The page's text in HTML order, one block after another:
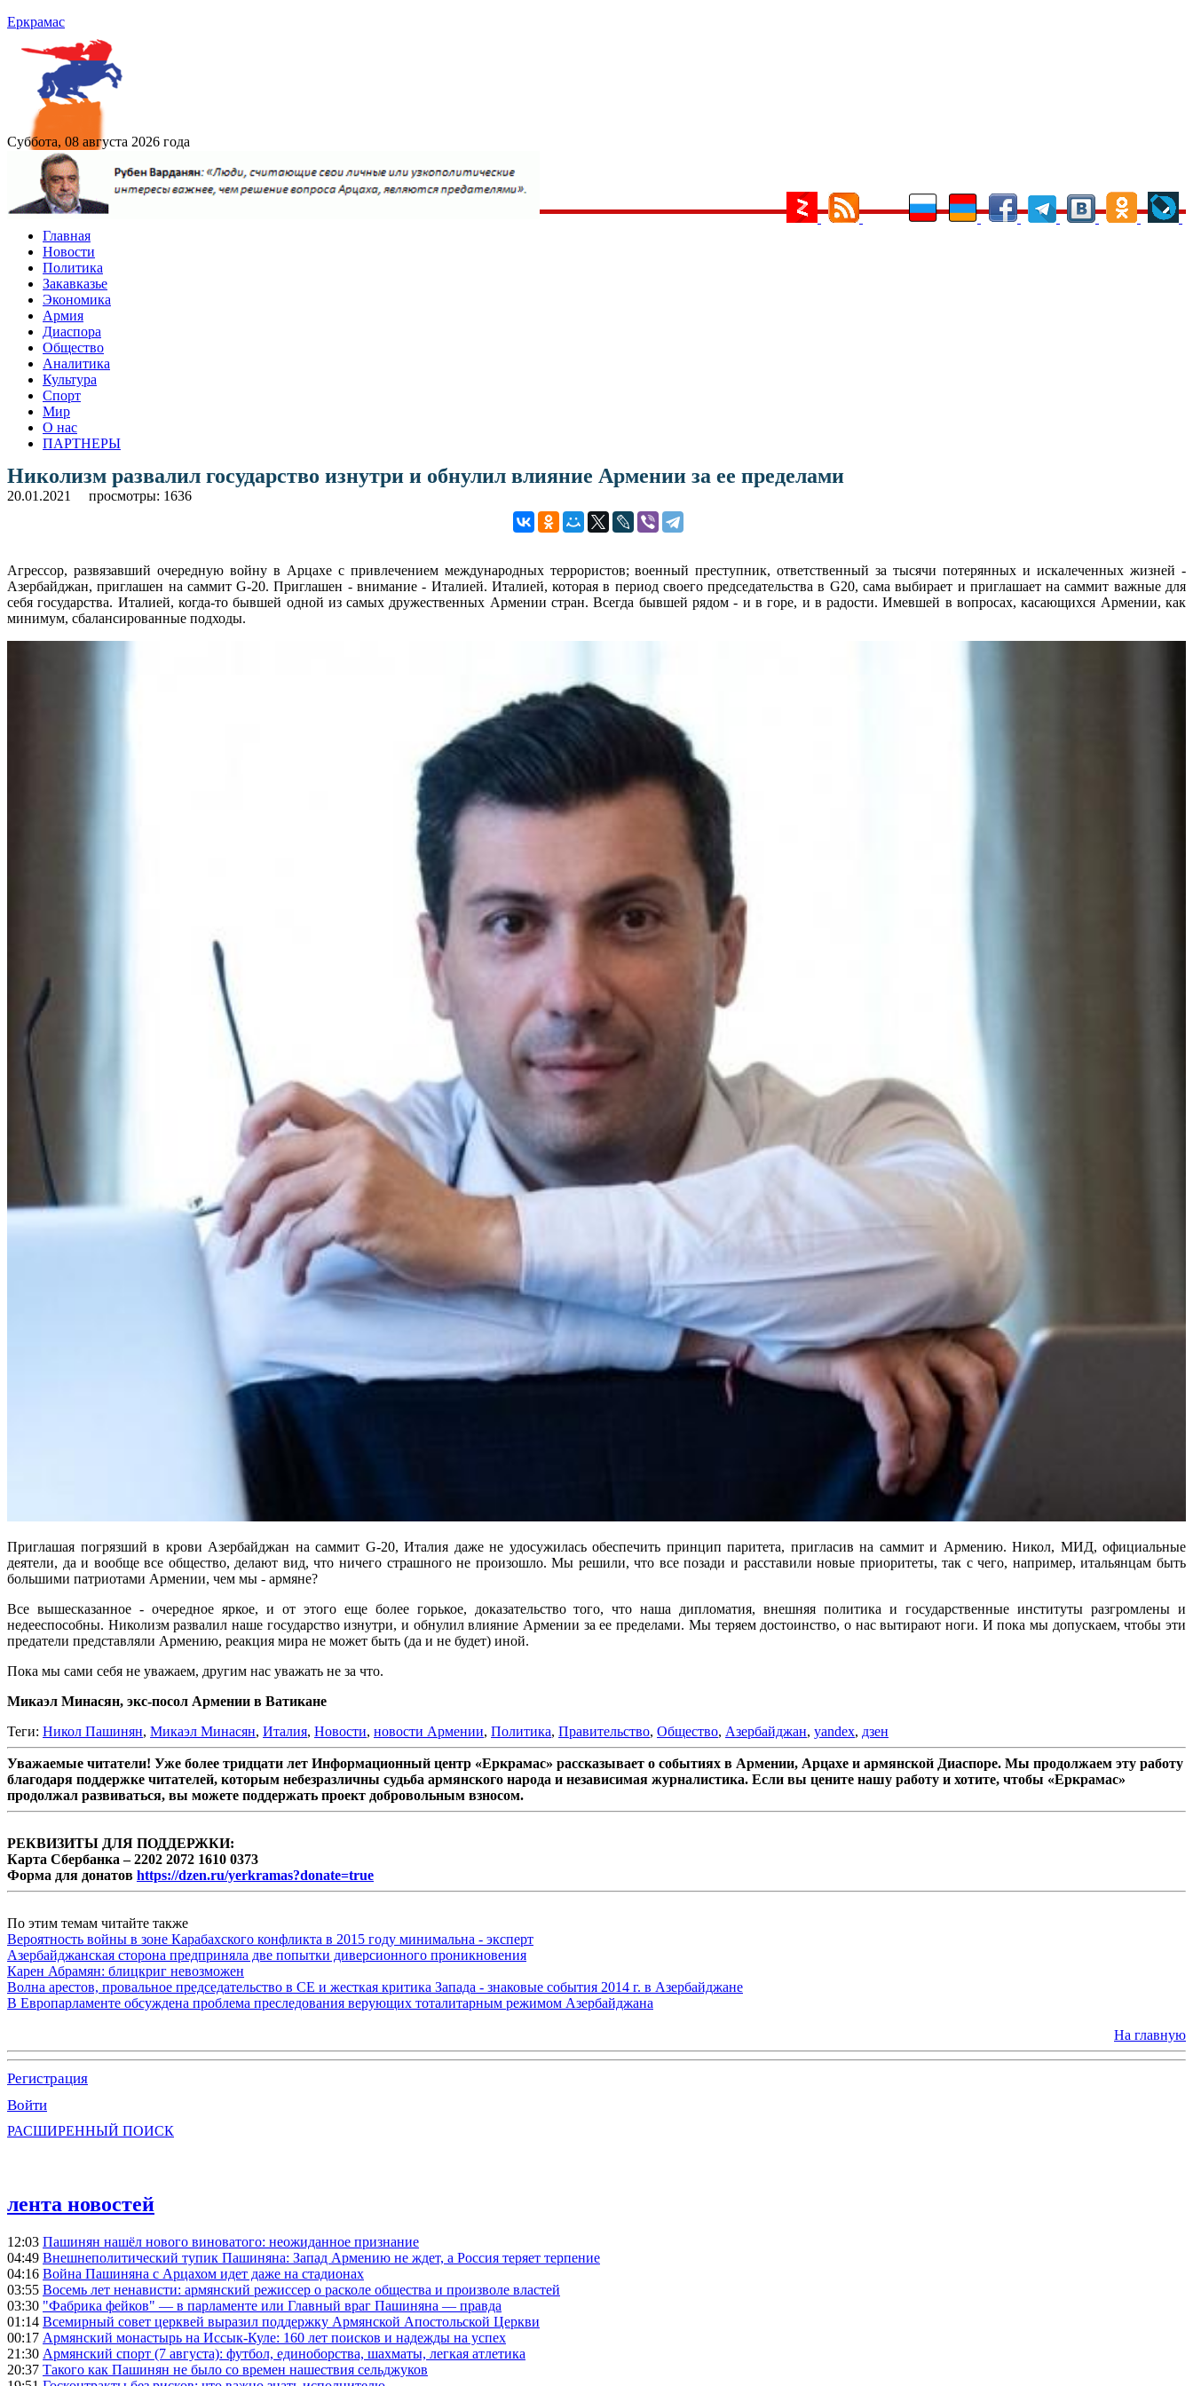
Еркрамас
Суббота, 08 августа 2026 года
Главная
Новости
Политика
Закавказье
Экономика
Армия
Диаспора
Общество
Аналитика
Культура
Спорт
Мир
О нас
ПАРТНЕРЫ
Николизм развалил государство изнутри и обнулил влияние Армении за ее пределами
20.01.2021 просмотры: 1636
Агрессор, развязавший очередную войну в Арцахе с привлечением международных террористов; военный преступник, ответственный за тысячи потерянных и искалеченных жизней -
Азербайджан, приглашен на саммит G-20. Приглашен - внимание - Италией. Италией, которая в период своего председательства в G20, сама выбирает и приглашает на саммит важные для
себя государства. Италией, когда-то бывшей одной из самых дружественных Армении стран. Всегда бывшей рядом - и в горе, и в радости. Имевшей в вопросах, касающихся Армении, как
минимум, сбалансированные подходы.
Приглашая погрязший в крови Азербайджан на саммит G-20, Италия даже не удосужилась обеспечить принцип паритета, пригласив на саммит и Армению. Никол, МИД, официальные
деятели, да и вообще все общество, делают вид, что ничего страшного не произошло. Мы решили, что все позади и расставили новые приоритеты, так с чего, например, итальянцам быть
большими патриотами Армении, чем мы - армяне?
Все вышесказанное - очередное яркое, и от этого еще более горькое, доказательство того, что наша дипломатия, внешняя политика и государственные институты разгромлены и
недееспособны. Николизм развалил наше государство изнутри, и обнулил влияние Армении за ее пределами. Мы теряем достоинство, о нас вытирают ноги. И пока мы допускаем, чтобы эти
предатели представляли Армению, реакция мира не может быть (да и не будет) иной.
Пока мы сами себя не уважаем, другим нас уважать не за что.
Микаэл Минасян, экс-посол Армении в Ватикане
Теги: Никол Пашинян, Микаэл Минасян, Италия, Новости, новости Армении, Политика, Правительство, Общество, Азербайджан, yandex, дзен
Уважаемые читатели! Уже более тридцати лет Информационный центр «Еркрамас» рассказывает о событиях в Армении, Арцахе и армянской Диаспоре. Мы продолжаем эту работу
благодаря поддержке читателей, которым небезразличны судьба армянского народа и независимая журналистика. Если вы цените нашу работу и хотите, чтобы «Еркрамас»
продолжал развиваться, вы можете поддержать проект добровольным взносом.
РЕКВИЗИТЫ ДЛЯ ПОДДЕРЖКИ:
Карта Сбербанка – 2202 2072 1610 0373
Форма для донатов https://dzen.ru/yerkramas?donate=true
По этим темам читайте также
Вероятность войны в зоне Карабахского конфликта в 2015 году минимальна - эксперт
Азербайджанская сторона предприняла две попытки диверсионного проникновения
Карен Абрамян: блицкриг невозможен
Волна арестов, провальное председательство в СЕ и жесткая критика Запада - знаковые события 2014 г. в Азербайджане
В Европарламенте обсуждена проблема преследования верующих тоталитарным режимом Азербайджана
На главную
Регистрация
Войти
РАСШИРЕННЫЙ ПОИСК
лента новостей
12:03 Пашинян нашёл нового виноватого: неожиданное признание
04:49 Внешнеполитический тупик Пашиняна: Запад Армению не ждет, а Россия теряет терпение
04:16 Война Пашиняна с Арцахом идет даже на стадионах
03:55 Восемь лет ненависти: армянский режиссер о расколе общества и произволе властей
03:30 "Фабрика фейков" — в парламенте или Главный враг Пашиняна — правда
01:14 Всемирный совет церквей выразил поддержку Армянской Апостольской Церкви
00:17 Армянский монастырь на Иссык-Куле: 160 лет поисков и надежды на успех
21:30 Армянский спорт (7 августа): футбол, единоборства, шахматы, легкая атлетика
20:37 Такого как Пашинян не было со времен нашествия сельджуков